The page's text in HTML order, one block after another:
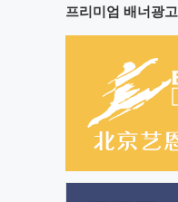
프리미엄 배너광고